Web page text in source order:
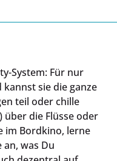
System: Für nur
sie die ganze
teil oder chille
über die Flüsse oder
im Bordkino, lerne
was Du